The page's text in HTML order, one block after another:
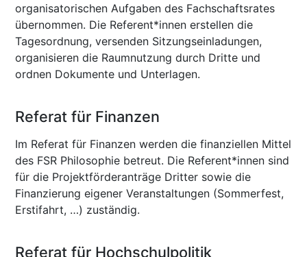
organisatorischen Aufgaben des Fachschaftsrates
übernommen. Die Referent*innen erstellen die
Tagesordnung, versenden Sitzungseinladungen,
organisieren die Raumnutzung durch Dritte und
ordnen Dokumente und Unterlagen.
Referat für Finanzen
Im Referat für Finanzen werden die finanziellen Mittel
des FSR Philosophie betreut. Die Referent*innen sind
für die Projektförderanträge Dritter sowie die
Finanzierung eigener Veranstaltungen (Sommerfest,
Erstifahrt, …) zuständig.
Referat für Hochschulpolitik